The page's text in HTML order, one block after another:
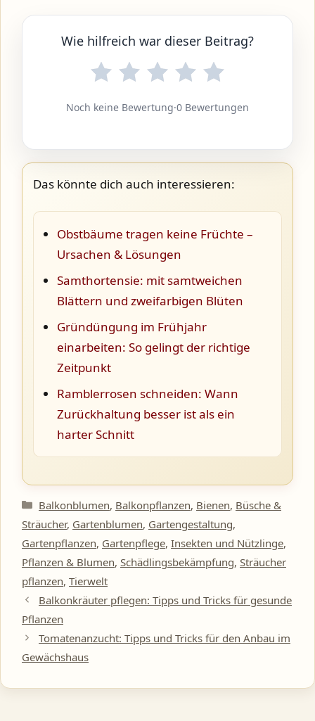
Wie hilfreich war dieser Beitrag?
Noch keine Bewertung·0 Bewertungen
Das könnte dich auch interessieren:
Obstbäume tragen keine Früchte –
Ursachen & Lösungen
Samthortensie: mit samtweichen
Blättern und zweifarbigen Blüten
Gründüngung im Frühjahr
einarbeiten: So gelingt der richtige
Zeitpunkt
Ramblerrosen schneiden: Wann
Zurückhaltung besser ist als ein
harter Schnitt
Kategorien
Balkonblumen, Balkonpflanzen, Bienen, Büsche &
Sträucher, Gartenblumen, Gartengestaltung,
Gartenpflanzen, Gartenpflege, Insekten und Nützlinge,
Pflanzen & Blumen, Schädlingsbekämpfung, Sträucher
pflanzen, Tierwelt
Balkonkräuter pflegen: Tipps und Tricks für gesunde
Pflanzen
Tomatenanzucht: Tipps und Tricks für den Anbau im
Gewächshaus